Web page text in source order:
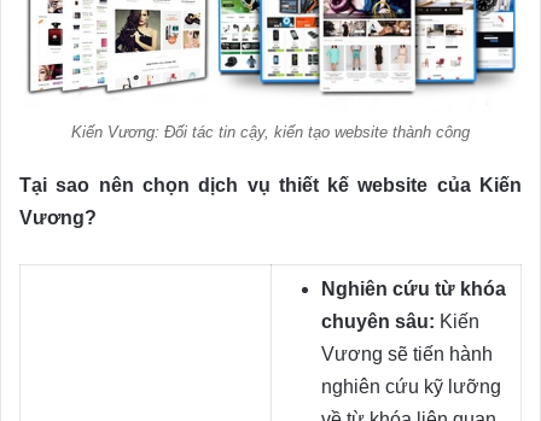
Kiến Vương: Đối tác tin cậy, kiến tạo website thành công
Tại sao nên chọn dịch vụ thiết kế website của Kiến
Vương?
Nghiên cứu từ khóa
chuyên sâu: Kiến
Vương sẽ tiến hành
nghiên cứu kỹ lưỡng